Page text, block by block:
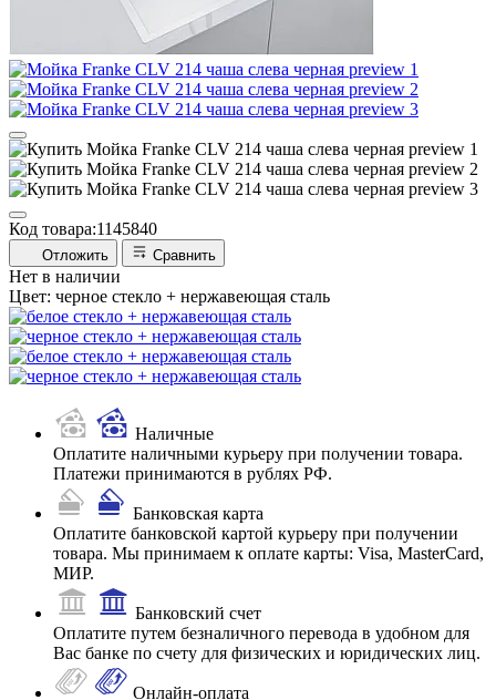
Код товара:1145840
Отложить Сравнить
Нет в наличии
Цвет: черное стекло + нержавеющая сталь
Наличные
Оплатите наличными курьеру при получении товара.
Платежи принимаются в рублях РФ.
Банковская карта
Оплатите банковской картой курьеру при получении
товара. Мы принимаем к оплате карты: Visa, MasterCard,
МИР.
Банковский счет
Оплатите путем безналичного перевода в удобном для
Вас банке по счету для физических и юридических лиц.
Онлайн-оплата